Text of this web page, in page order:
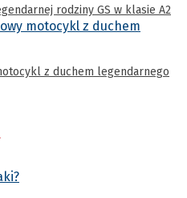
rodziny GS w klasie A2
z duchem legendarnego